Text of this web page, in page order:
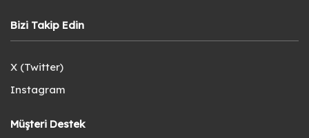
Bizi Takip Edin
X (Twitter)
Instagram
Müşteri Destek